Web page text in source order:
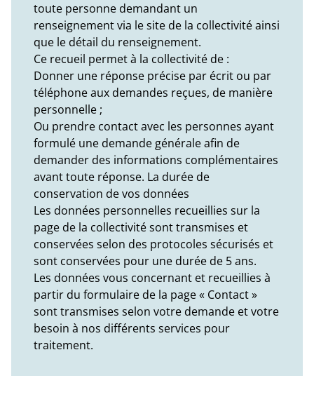
toute personne demandant un
renseignement via le site de la collectivité ainsi
que le détail du renseignement.
Ce recueil permet à la collectivité de :
Donner une réponse précise par écrit ou par
téléphone aux demandes reçues, de manière
personnelle ;
Ou prendre contact avec les personnes ayant
formulé une demande générale afin de
demander des informations complémentaires
avant toute réponse. La durée de
conservation de vos données
Les données personnelles recueillies sur la
page de la collectivité sont transmises et
conservées selon des protocoles sécurisés et
sont conservées pour une durée de 5 ans.
Les données vous concernant et recueillies à
partir du formulaire de la page « Contact »
sont transmises selon votre demande et votre
besoin à nos différents services pour
traitement.